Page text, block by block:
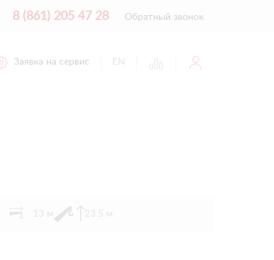
8 (861) 205 47 28 Обратный звонок
Заявка на сервис EN
13 м 23.5 м